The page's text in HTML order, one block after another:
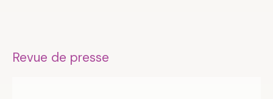
Revue de presse